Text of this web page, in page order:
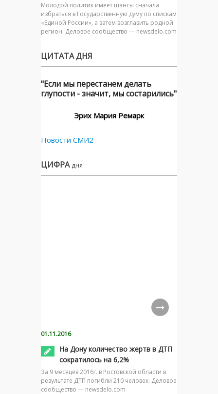
Молодой политик имеет шансы сначала
избраться в Государственную думу по спискам
«Единой России», а затем возглавить родной
регион. Деловое сообщество — newsdelo.com
ЦИТАТА ДНЯ
"Если мы перестанем делать
глупости - значит, мы состарились"
Эрих Мария Ремарк
Новости СМИ2
ЦИФРА дня
01.11.2016
На Дону количество жертв в ДТП
сократилось на 6,2%
За 9 месяцев 2016г. в Ростовской области в
результате ДТП погибли 210 человек. Деловое
сообщество — newsdelo.com